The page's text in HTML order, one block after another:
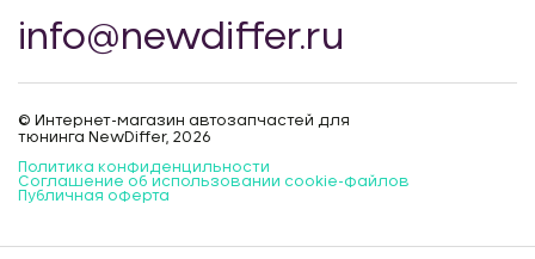
info@newdiffer.ru
© Интернет-магазин автозапчастей для
тюнинга NewDiffer, 2026
Политика конфиденцильности
Соглашение об использовании cookie-файлов
Публичная оферта